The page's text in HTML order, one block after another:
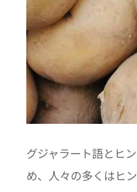
グジャラート語とヒ
め、人々の多くはヒ